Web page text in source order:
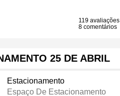
119 avaliações
8 comentários
25 DE ABRIL
Estacionamento
Espaço De Estacionamento